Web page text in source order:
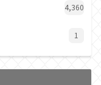
4,360
1